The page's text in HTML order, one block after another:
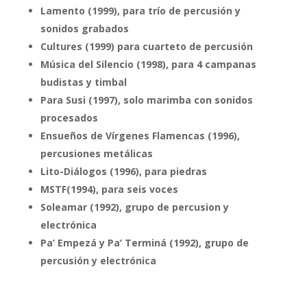
Lamento (1999), para trío de percusión y
sonidos grabados
Cultures (1999) para cuarteto de percusión
Música del Silencio (1998), para 4 campanas
budistas y timbal
Para Susi (1997), solo marimba con sonidos
procesados
Ensueños de Vírgenes Flamencas (1996),
percusiones metálicas
Lito-Diálogos (1996), para piedras
MSTF(1994), para seis voces
Soleamar (1992), grupo de percusion y
electrónica
Pa’ Empezá y Pa’ Terminá (1992), grupo de
percusión y electrónica